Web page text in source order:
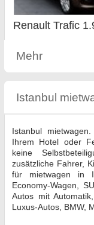
Renault Trafic
Mehr
Istanbul
Istanbul
Ihrem Hotel oder
keine
zusätzliche Fahrer,
für mietwagen in
Economy-Wagen,
Autos mit
Luxus-Autos, BMW,